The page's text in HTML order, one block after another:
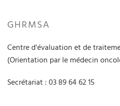
GHRMSA
Centre d'évaluation et de
(Orientation par le médecin
Secrétariat : 03 89 64 62 15